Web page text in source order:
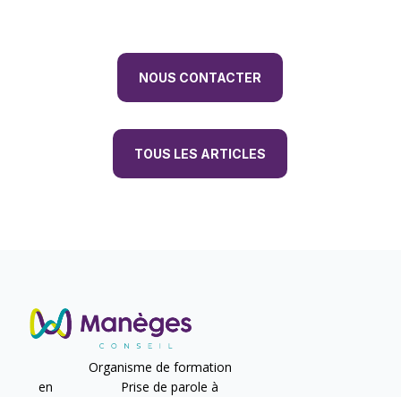
NOUS CONTACTER
TOUS LES ARTICLES
Organisme de formation
en Prise de parole à